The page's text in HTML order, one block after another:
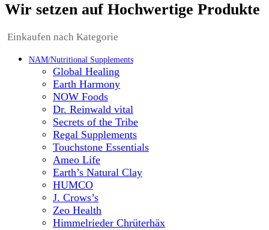
Wir setzen auf Hochwertige Produkte
Einkaufen nach Kategorie
NAM/Nutritional Supplements
Global Healing
Earth Harmony
NOW Foods
Dr. Reinwald vital
Secrets of the Tribe
Regal Supplements
Touchstone Essentials
Ameo Life
Earth’s Natural Clay
HUMCO
J. Crows’s
Zeo Health
Himmelrieder Chrüterhäx